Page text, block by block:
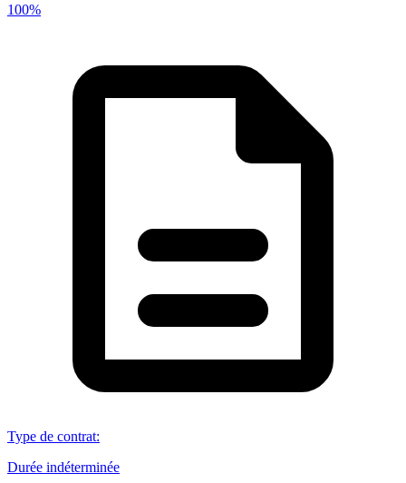
100%
Type de contrat:
Durée indéterminée